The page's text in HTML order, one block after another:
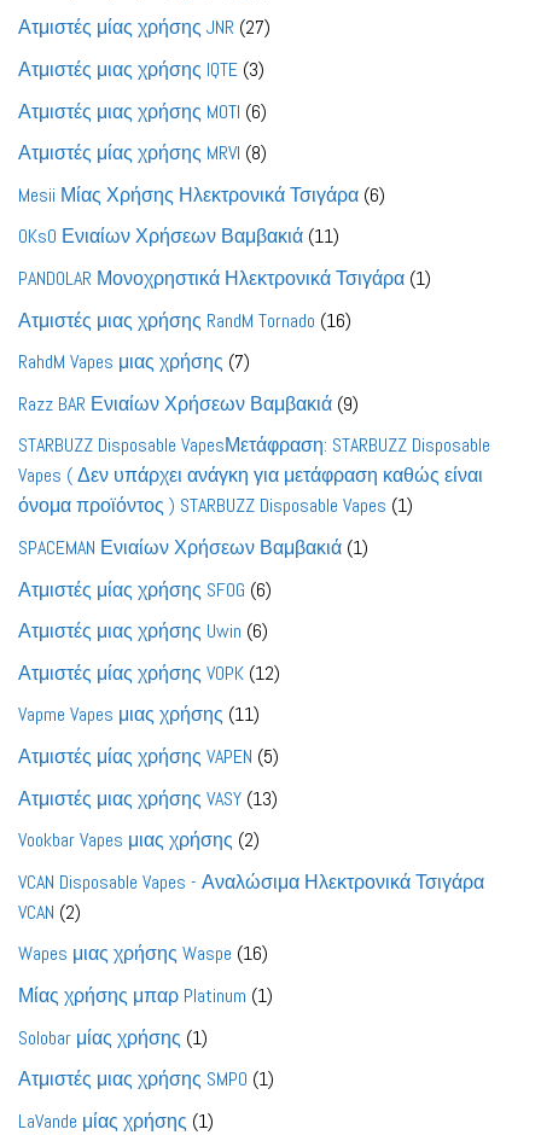
προϊόντα
Ατμιστές μίας χρήσης JNR 2727
Ατμιστές μιας χρήσης IQTE 33
προϊόντα
Ατμιστές μιας χρήσης MOTI 66
προϊόντα
Ατμιστές μίας χρήσης MRVI 88
προϊόντα
Mesii Μίας Χρήσης Ηλεκτρονικά Τσιγάρα 66
OKsO Ενιαίων Χρήσεων Βαμβακιά 1111
προϊόντα
PANDOLAR Μονοχρηστικά Ηλεκτρονικά Τσιγάρα 11
Ατμιστές μιας χρήσης RandM Tornado 1616
RahdM Vapes μιας χρήσης 77
προϊόντα
Razz BAR Ενιαίων Χρήσεων Βαμβακιά 99
προϊόντα
STARBUZZ Disposable VapesΜετάφραση: STARBUZZ Disposable
Vapes ( Δεν υπάρχει ανάγκη για μετάφραση καθώς είναι
όνομα προϊόντος ) STARBUZZ Disposable Vapes 11
SPACEMAN Ενιαίων Χρήσεων Βαμβακιά 11
Ατμιστές μίας χρήσης SFOG 66
προϊόντα
Ατμιστές μιας χρήσης Uwin 66
προϊόντα
Ατμιστές μίας χρήσης VOPK 1212
Vapme Vapes μιας χρήσης 1111
προϊόντα
Ατμιστές μίας χρήσης VAPEN 55
προϊόντα
Ατμιστές μιας χρήσης VASY 1313
Vookbar Vapes μιας χρήσης 22
προϊόντα
VCAN Disposable Vapes - Αναλώσιμα Ηλεκτρονικά Τσιγάρα
VCAN 22
προϊόντα
Wapes μιας χρήσης Waspe 1616
προϊόντα
Μίας χρήσης μπαρ Platinum 11
Solobar μίας χρήσης 11
προϊόν
Ατμιστές μιας χρήσης SMPO 11
LaVande μίας χρήσης 11